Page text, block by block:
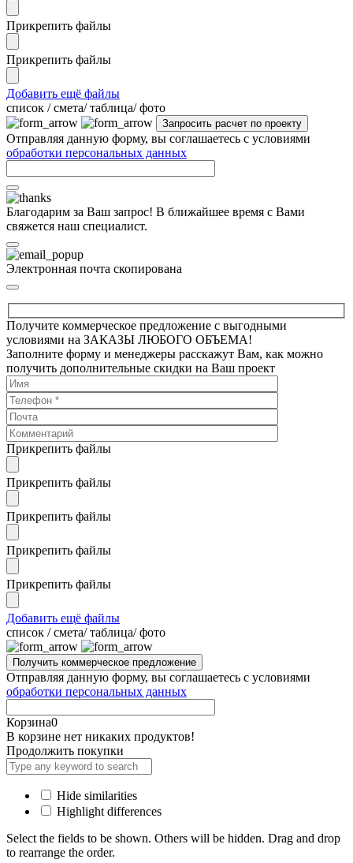
Прикрепить файлы
Прикрепить файлы
Добавить ещё файлы
cписок / смета/ таблица/ фото
Отправляя данную форму, вы соглашаетесь с условиями
обработки персональных данных
Благодарим за Ваш запрос! В ближайшее время с Вами
свяжется наш специалист.
Электронная почта скопирована
Получите коммерческое предложение с выгодными
условиями на ЗАКАЗЫ ЛЮБОГО ОБЪЕМА!
Заполните форму и менеджеры расскажут Вам, как можно
получить дополнительные скидки на Ваш проект
Прикрепить файлы
Прикрепить файлы
Прикрепить файлы
Прикрепить файлы
Прикрепить файлы
Добавить ещё файлы
cписок / смета/ таблица/ фото
Отправляя данную форму, вы соглашаетесь с условиями
обработки персональных данных
Корзина0
В корзине нет никаких продуктов!
Продолжить покупки
Hide similarities
Highlight differences
Select the fields to be shown. Others will be hidden. Drag and drop
to rearrange the order.